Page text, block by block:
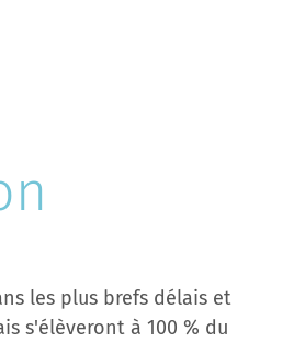
les plus brefs délais et
s'élèveront à 100 % du